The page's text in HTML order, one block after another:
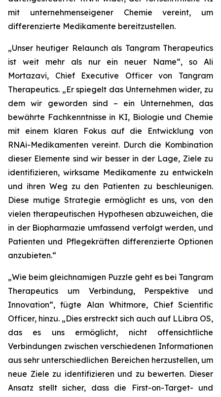
mit unternehmenseigener Chemie vereint, um
differenzierte Medikamente bereitzustellen.
„Unser heutiger Relaunch als Tangram Therapeutics
ist weit mehr als nur ein neuer Name“, so Ali
Mortazavi, Chief Executive Officer von Tangram
Therapeutics. „Er spiegelt das Unternehmen wider, zu
dem wir geworden sind – ein Unternehmen, das
bewährte Fachkenntnisse in KI, Biologie und Chemie
mit einem klaren Fokus auf die Entwicklung von
RNAi-Medikamenten vereint. Durch die Kombination
dieser Elemente sind wir besser in der Lage, Ziele zu
identifizieren, wirksame Medikamente zu entwickeln
und ihren Weg zu den Patienten zu beschleunigen.
Diese mutige Strategie ermöglicht es uns, von den
vielen therapeutischen Hypothesen abzuweichen, die
in der Biopharmazie umfassend verfolgt werden, und
Patienten und Pflegekräften differenzierte Optionen
anzubieten.“
„Wie beim gleichnamigen Puzzle geht es bei Tangram
Therapeutics um Verbindung, Perspektive und
Innovation“,fügte Alan Whitmore, Chief Scientific
Officer, hinzu. „Dies erstreckt sich auch auf LLibra OS,
das es uns ermöglicht, nicht offensichtliche
Verbindungen zwischen verschiedenen Informationen
aus sehr unterschiedlichen Bereichen herzustellen, um
neue Ziele zu identifizieren und zu bewerten. Dieser
Ansatz stellt sicher, dass die First-on-Target- und